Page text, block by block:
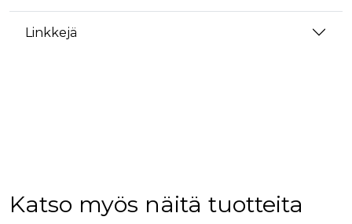
Linkkejä
Katso myös näitä tuotteita